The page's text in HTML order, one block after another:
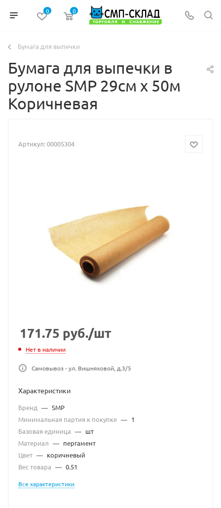
0 0
Бумага для выпечки
Бумага для выпечки в
рулоне SMP 29см х 50м
Коричневая
Артикул:00005304
171.75 руб./шт
Нет в наличии
Самовывоз - ул. Вишняковой, д.3/5
Характеристики
Бренд — SMP
Минимальная партия к покупке — 1
Базовая единица — шт
Материал — пергамент
Цвет — коричневый
Вес товара — 0.51
Все характеристики